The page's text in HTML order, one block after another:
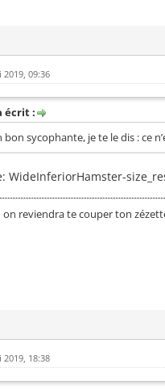
09:36
écrit :
bon sycophante, je te le dis : ce
on reviendra te couper ton
18:38